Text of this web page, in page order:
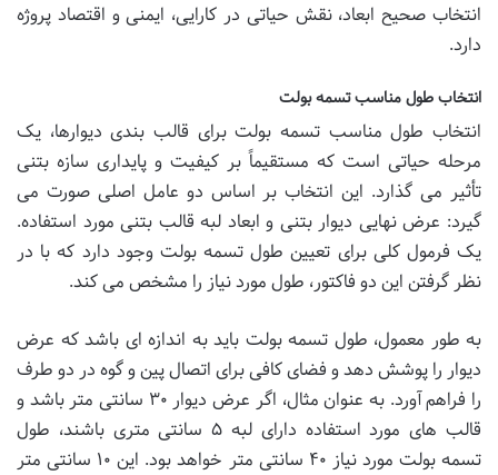
انتخاب صحیح ابعاد، نقش حیاتی در کارایی، ایمنی و اقتصاد پروژه
دارد.
انتخاب طول مناسب تسمه بولت
انتخاب طول مناسب تسمه بولت برای قالب بندی دیوارها، یک
مرحله حیاتی است که مستقیماً بر کیفیت و پایداری سازه بتنی
تأثیر می گذارد. این انتخاب بر اساس دو عامل اصلی صورت می
گیرد: عرض نهایی دیوار بتنی و ابعاد لبه قالب بتنی مورد استفاده.
یک فرمول کلی برای تعیین طول تسمه بولت وجود دارد که با در
نظر گرفتن این دو فاکتور، طول مورد نیاز را مشخص می کند.
به طور معمول، طول تسمه بولت باید به اندازه ای باشد که عرض
دیوار را پوشش دهد و فضای کافی برای اتصال پین و گوه در دو طرف
را فراهم آورد. به عنوان مثال، اگر عرض دیوار ۳۰ سانتی متر باشد و
قالب های مورد استفاده دارای لبه ۵ سانتی متری باشند، طول
تسمه بولت مورد نیاز ۴۰ سانتی متر خواهد بود. این ۱۰ سانتی متر